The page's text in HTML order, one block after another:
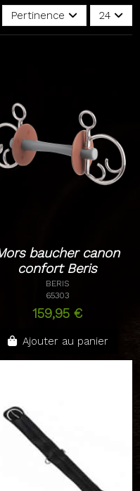
Pertinence 24
baucher canon
confort Beris
BERIS
65303
159,95 €
Ajouter au panier